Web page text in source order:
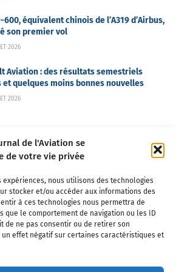
de l'Aviation se
de votre vie privée
nous utilisons des technologies
stocker et/ou accéder aux informations des
à ces technologies nous permettra de
que le comportement de navigation ou les ID
de ne pas consentir ou de retirer son
effet négatif sur certaines caractéristiques et
600, équivalent chinois de l’A319 d’Airbus,
son premier vol
2026
Aviation : des résultats semestriels
et quelques moins bonnes nouvelles
2026
? Nous contacter
Partenaires
Politique de confidentialité Cookies